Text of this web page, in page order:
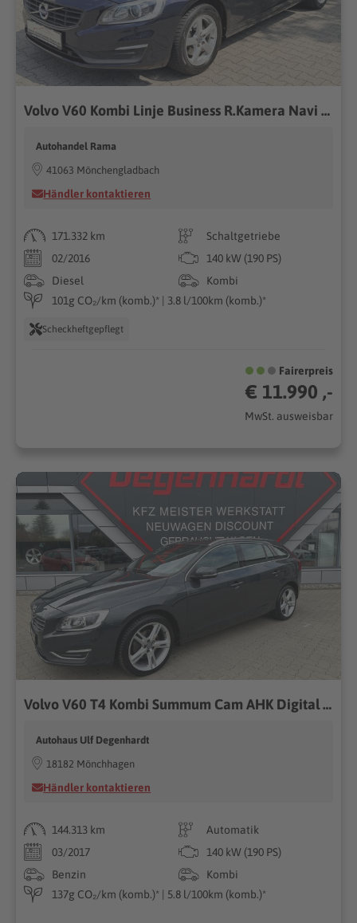
Volvo V60 Kombi Linje Business R.Kamera Navi Alus
Autohandel Rama
41063 Mönchengladbach
Händler kontaktieren
171.332 km
Schaltgetriebe
02/2016
140 kW (190 PS)
Diesel
Kombi
101g CO₂/km (komb.)* | 3.8 l/100km (komb.)*
Scheckheftgepflegt
Fairerpreis
€ 11.990 ,-
MwSt. ausweisbar
Volvo V60 T4 Kombi Summum Cam AHK Digital 4x Sitzhzg
Autohaus Ulf Degenhardt
18182 Mönchhagen
Händler kontaktieren
144.313 km
Automatik
03/2017
140 kW (190 PS)
Benzin
Kombi
137g CO₂/km (komb.)* | 5.8 l/100km (komb.)*